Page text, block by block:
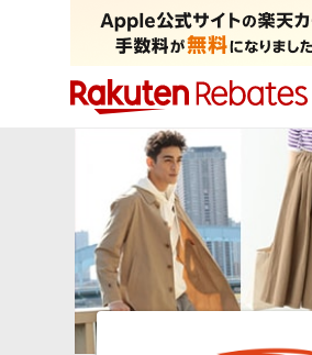
カテゴリー一覧